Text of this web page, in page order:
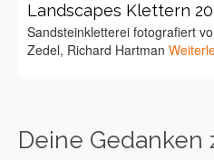
Landscapes Klettern
Sandsteinkletterei fotografiert
Zedel, Richard Hartman
Deine Gedanken